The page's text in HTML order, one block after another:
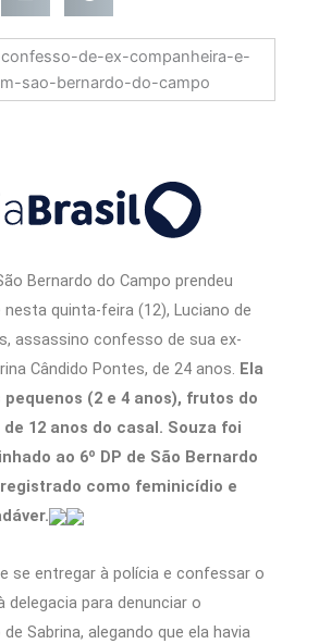
Bernardo do Campo prendeu
quinta-feira (12), Luciano de
assassino confesso de sua ex-
Cândido Pontes, de 24 anos. Ela
(2 e 4 anos), frutos do
12 anos do casal. Souza foi
ao 6º DP de São Bernardo
como feminicídio e
se entregar à polícia e confessar o
delegacia para denunciar o
Sabrina, alegando que ela havia